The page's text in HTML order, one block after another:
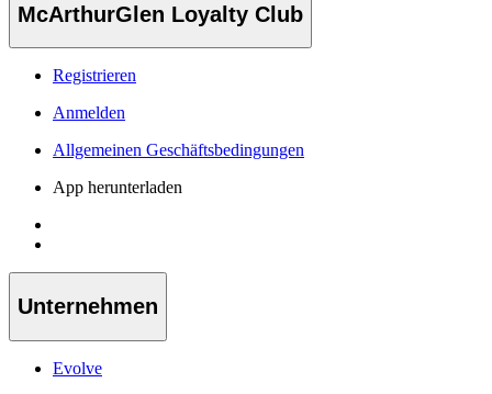
McArthurGlen Loyalty Club
Registrieren
Anmelden
Allgemeinen Geschäftsbedingungen
App herunterladen
Unternehmen
Evolve